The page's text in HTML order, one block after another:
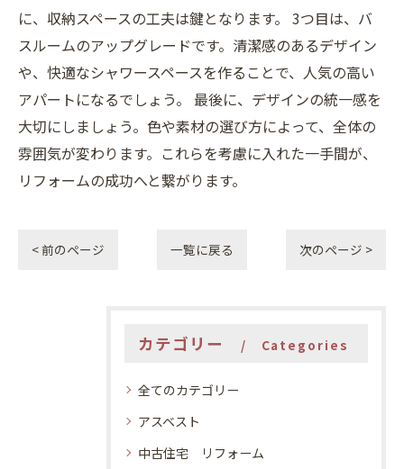
に、収納スペースの工夫は鍵となります。 3つ目は、バ
スルームのアップグレードです。清潔感のあるデザイン
や、快適なシャワースペースを作ることで、人気の高い
アパートになるでしょう。 最後に、デザインの統一感を
大切にしましょう。色や素材の選び方によって、全体の
雰囲気が変わります。これらを考慮に入れた一手間が、
リフォームの成功へと繋がります。
< 前のページ 一覧に戻る 次のページ >
カテゴリー Categories
全てのカテゴリー
アスベスト
中古住宅 リフォーム